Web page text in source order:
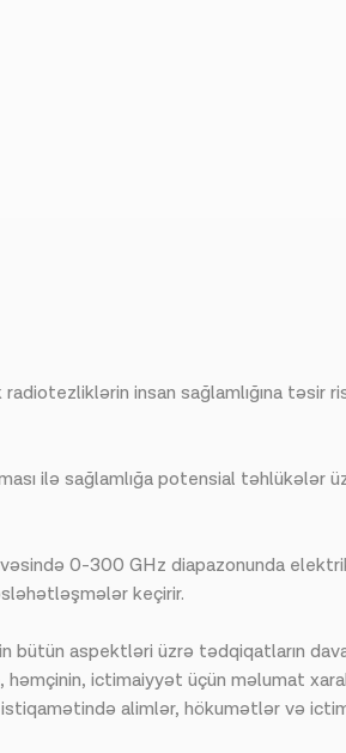
insan sağlamlığına təsir
ilə sağlamlığa potensial təhlükələr
0-300 GHz diapazonunda
keçirir.
bütün aspektləri üzrə tədqiqatların
ictimaiyyət üçün məlumat
istiqamətində alimlər, hökumətlər və